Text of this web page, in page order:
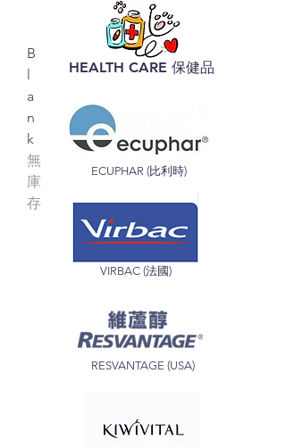
B
l
a
n
k
無
庫
存
HEALTH CARE 保健品
ECUPHAR (比利時)
VIRBAC (法國)
RESVANTAGE (USA)